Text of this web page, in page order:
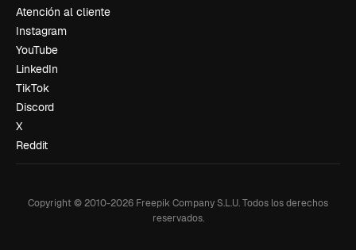
Atención al cliente
Instagram
YouTube
LinkedIn
TikTok
Discord
X
Reddit
Copyright © 2010-2026 Freepik Company S.L.U.Todos los derechos
reservados.